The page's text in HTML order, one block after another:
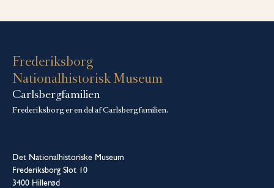
Frederiksborg
Nationalhistorisk Museum
Carlsbergfamilien
Frederiksborg er en del af Carlsbergfamilien.
Det Nationalhistoriske Museum
Frederiksborg Slot 10
3400 Hillerød